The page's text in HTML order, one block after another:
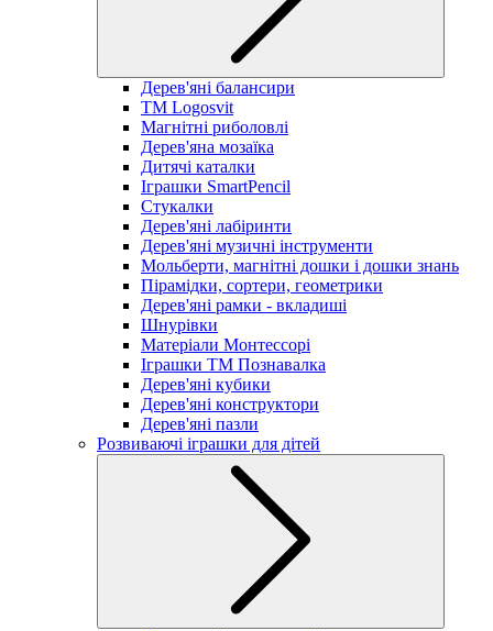
Дерев'яні балансири
TM Logosvit
Магнітні риболовлі
Дерев'яна мозаїка
Дитячі каталки
Іграшки SmartPencil
Стукалки
Дерев'яні лабіринти
Дерев'яні музичні інструменти
Мольберти, магнітні дошки і дошки знань
Пірамідки, сортери, геометрики
Дерев'яні рамки - вкладиші
Шнурівки
Матеріали Монтессорі
Іграшки ТМ Познавалка
Дерев'яні кубики
Дерев'яні конструктори
Дерев'яні пазли
Розвиваючі іграшки для дітей